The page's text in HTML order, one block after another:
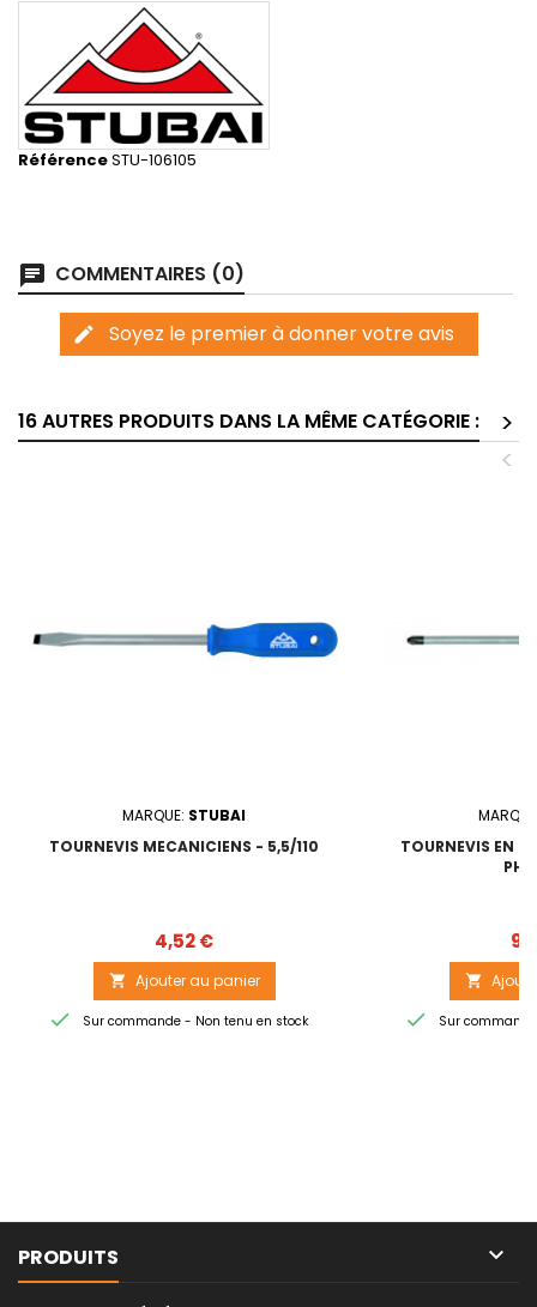
RéférenceSTU-106105
chat COMMENTAIRES (0)
edit Soyez le premier à donner votre avis
16 AUTRES PRODUITS DANS LA MÊME CATÉGORIE :
>
<
MARQUE: STUBAI
TOURNEVIS MECANICIENS - 5,5/110
Prix
4,52 €
 Ajouter au panier
 Sur commande - Non tenu en stock
TOURNEVIS EN

 Sur
PRODUITS 